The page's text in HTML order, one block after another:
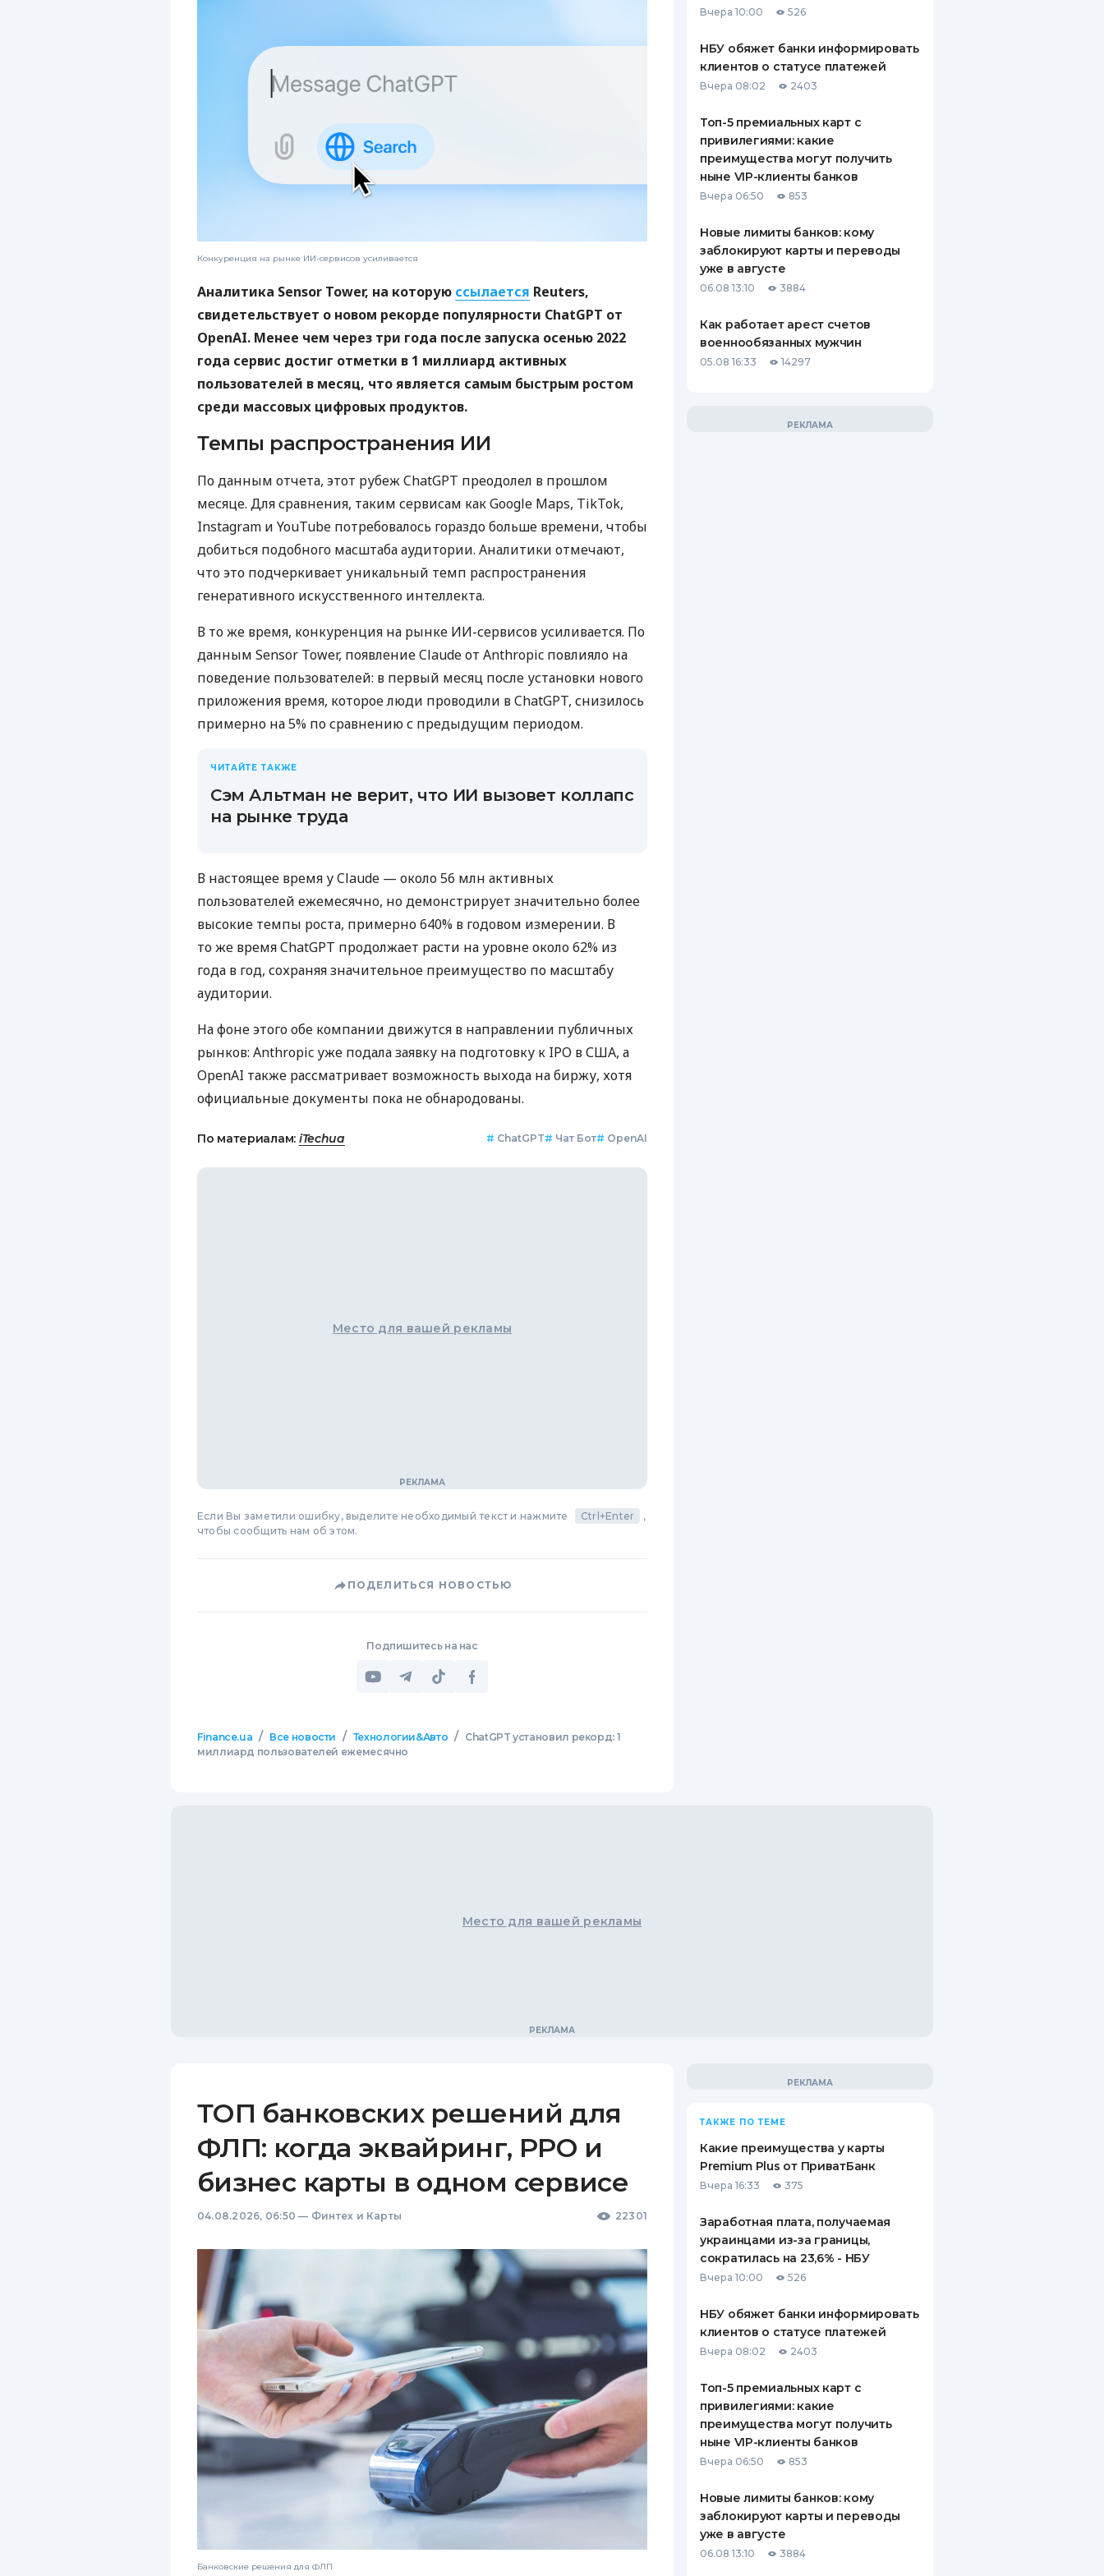
СТРАХОВАНИЮ
ВСЕ СТРАХОВЫЕ ПОЛИСЫ
ОТЗЫВЫ О СТРАХОВЫХ
КОМПАНИЯХ
Конкуренция на рынке ИИ-сервисов усиливается
Аналитика Sensor Tower, на которую ссылается Reuters,
свидетельствует о новом рекорде популярности ChatGPT от
OpenAI. Менее чем через три года после запуска осенью 2022
года сервис достиг отметки в 1 миллиард активных
пользователей в месяц, что является самым быстрым ростом
среди массовых цифровых продуктов.
Темпы распространения ИИ
По данным отчета, этот рубеж ChatGPT преодолел в прошлом
месяце. Для сравнения, таким сервисам как Google Maps, TikTok,
Instagram и YouTube потребовалось гораздо больше времени, чтобы
добиться подобного масштаба аудитории. Аналитики отмечают,
что это подчеркивает уникальный темп распространения
генеративного искусственного интеллекта.
В то же время, конкуренция на рынке ИИ-сервисов усиливается. По
данным Sensor Tower, появление Claude от Anthropic повлияло на
поведение пользователей: в первый месяц после установки нового
приложения время, которое люди проводили в ChatGPT, снизилось
примерно на 5% по сравнению с предыдущим периодом.
ЧИТАЙТЕ ТАКЖЕ
Сэм Альтман не верит, что ИИ вызовет коллапс
на рынке труда
В настоящее время у Claude — около 56 млн активных
пользователей ежемесячно, но демонстрирует значительно более
высокие темпы роста, примерно 640% в годовом измерении. В
то же время ChatGPT продолжает расти на уровне около 62% из
года в год, сохраняя значительное преимущество по масштабу
аудитории.
На фоне этого обе компании движутся в направлении публичных
рынков: Anthropic уже подала заявку на подготовку к IPO в США, а
OpenAI также рассматривает возможность выхода на биржу, хотя
официальные документы пока не обнародованы.
По материалам: iTechua # ChatGPT# Чат Бот# OpenAI
Место для вашей рекламы
Если Вы заметили ошибку, выделите необходимый текст и нажмите Ctrl+Enter
,
чтобы сообщить нам об этом.
ПОДЕЛИТЬСЯ НОВОСТЬЮ
Подпишитесь на нас
Finance.ua / Все новости / Технологии&Авто /
ChatGPT установил рекорд: 1
миллиард пользователей ежемесячно
Вчера 10:00 526
НБУ обяжет банки информировать
клиентов о статусе платежей
Вчера 08:02 2403
Топ-5 премиальных карт с
привилегиями: какие
преимущества могут получить
ныне VIP-клиенты банков
Вчера 06:50 853
Новые лимиты банков: кому
заблокируют карты и переводы
уже в августе
06.08 13:10 3884
Как работает арест счетов
военнообязанных мужчин
05.08 16:33 14297
Место для вашей рекламы
ТОП банковских решений для
ФЛП: когда эквайринг, РРО и
бизнес карты в одном сервисе
04.08.2026, 06:50 — Финтех и Карты 22301
Банковские решения для ФЛП
ТАКЖЕ ПО ТЕМЕ
Какие преимущества у карты
Premium Plus от ПриватБанк
Вчера 16:33 375
Заработная плата, получаемая
украинцами из-за границы,
сократилась на 23,6% - НБУ
Вчера 10:00 526
НБУ обяжет банки информировать
клиентов о статусе платежей
Вчера 08:02 2403
Топ-5 премиальных карт с
привилегиями: какие
преимущества могут получить
ныне VIP-клиенты банков
Вчера 06:50 853
Новые лимиты банков: кому
заблокируют карты и переводы
уже в августе
06.08 13:10 3884